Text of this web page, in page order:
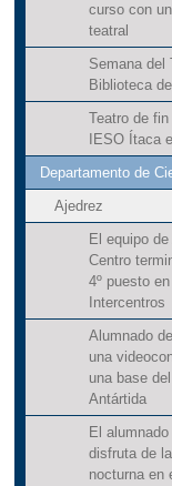
curso con
teatral
Semana del
Biblioteca
Teatro de
IESO Ítaca
Departamento de
Ajedrez
El equipo de
Centro
4º puesto
Intercentros
Alumnado
una
una base
Antártida
El
disfruta de
nocturna en